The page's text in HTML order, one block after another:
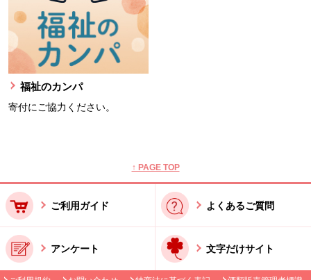
福祉のカンパ
寄付にご協力ください。
↑ PAGE TOP
ご利用ガイド よくあるご質問
アンケート 文字だけサイト